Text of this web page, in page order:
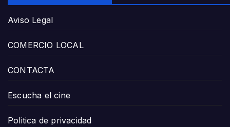
Aviso Legal
COMERCIO LOCAL
CONTACTA
Escucha el cine
Politica de privacidad